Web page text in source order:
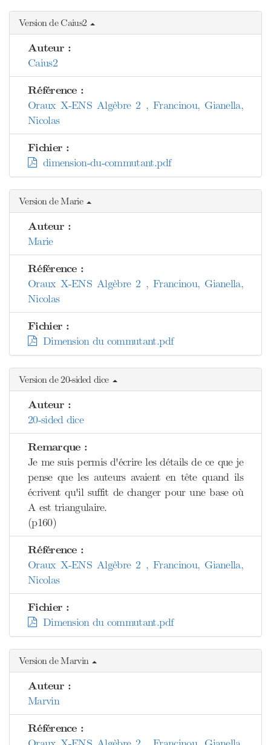
Version de Caius2
Auteur :
Caius2
Référence :
Oraux X-ENS Algèbre 2 , Francinou, Gianella,
Nicolas
Fichier :
dimension-du-commutant.pdf
Version de Marie
Auteur :
Marie
Référence :
Oraux X-ENS Algèbre 2 , Francinou, Gianella,
Nicolas
Fichier :
Dimension du commutant.pdf
Version de 20-sided dice
Auteur :
20-sided dice
Remarque :
Je me suis permis d'écrire les détails de ce que je
pense que les auteurs avaient en tête quand ils
écrivent qu'il suffit de changer pour une base où
A est triangulaire.
(p160)
Référence :
Oraux X-ENS Algèbre 2 , Francinou, Gianella,
Nicolas
Fichier :
Dimension du commutant.pdf
Version de Marvin
Auteur :
Marvin
Référence :